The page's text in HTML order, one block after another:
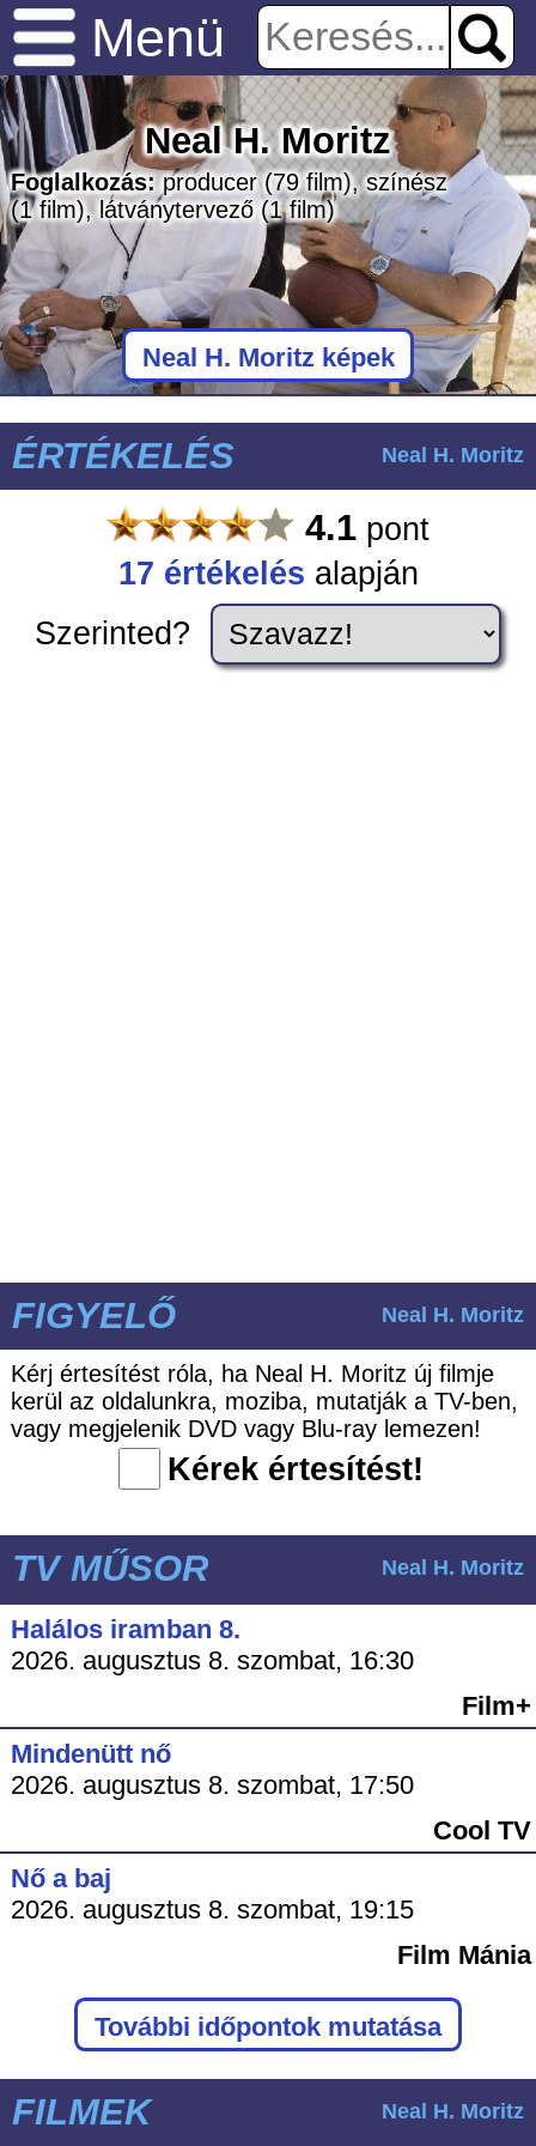
Menü
Neal H. Moritz
Foglalkozás:producer(79 film), színész
(1 film), látványtervező (1 film)
Neal H. Moritz képek
ÉRTÉKELÉS Neal H. Moritz
4.1 pont
17 értékelés alapján
Szerinted?
FIGYELŐ Neal H. Moritz
Kérj értesítést róla, ha Neal H. Moritz új filmje
kerül az oldalunkra, moziba, mutatják a TV-ben,
vagy megjelenik DVD vagy Blu-ray lemezen!
Kérek értesítést!
TV MŰSOR Neal H. Moritz
Halálos iramban 8.
2026. augusztus 8. szombat, 16:30
Film+
Mindenütt nő
2026. augusztus 8. szombat, 17:50
Cool TV
Nő a baj
2026. augusztus 8. szombat, 19:15
Film Mánia
További időpontok mutatása
FILMEK Neal H. Moritz